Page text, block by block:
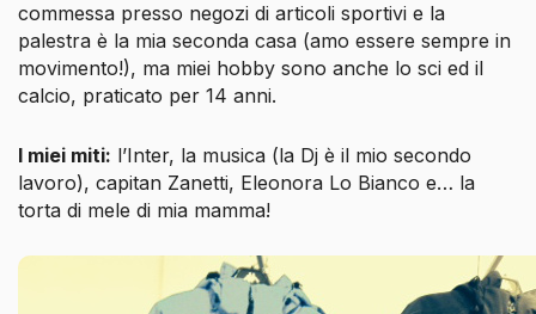
commessa presso negozi di articoli sportivi e la
palestra è la mia seconda casa (amo essere sempre in
movimento!), ma miei hobby sono anche lo sci ed il
calcio, praticato per 14 anni.
I miei miti: l’Inter, la musica (la Dj è il mio secondo
lavoro), capitan Zanetti, Eleonora Lo Bianco e… la
torta di mele di mia mamma!